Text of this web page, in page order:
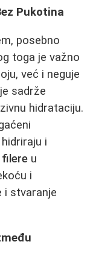
Pukotina
posebno
toga je važno
već i neguje
sadrže
hidrataciju.
i
filere u
i
i stvaranje